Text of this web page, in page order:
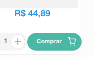
R$ 44,89
Comprar